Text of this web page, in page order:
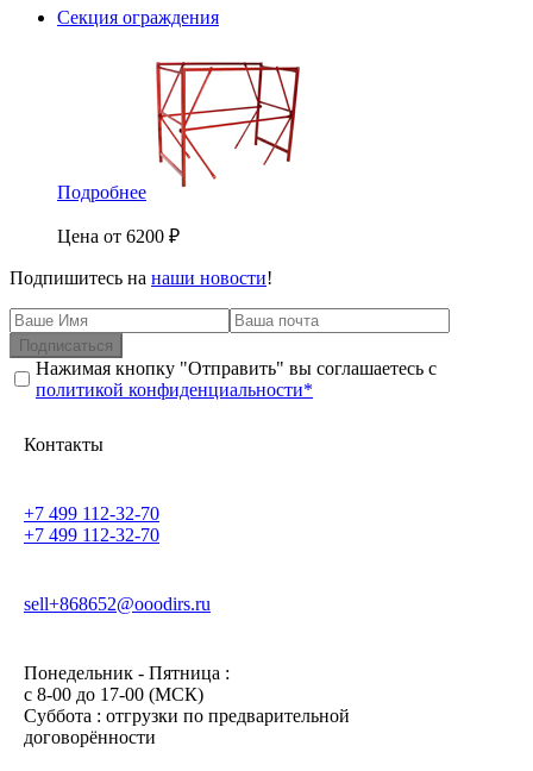
Секция ограждения
Подробнее
Цена от 6200 ₽
Подпишитесь на наши новости!
Подписаться
Нажимая кнопку "Отправить" вы соглашаетесь с
политикой конфиденциальности*
Контакты
+7 499 112-32-70
+7 499 112-32-70
sell+868652@ooodirs.ru
Понедельник - Пятница :
c 8-00 до 17-00 (МСК)
Суббота : отгрузки по предварительной
договорённости